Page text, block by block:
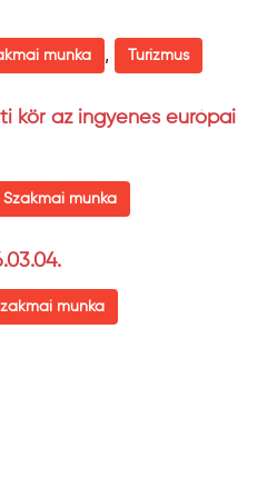
munka , Turizmus
kör az ingyenes európai
Szakmai munka
munka